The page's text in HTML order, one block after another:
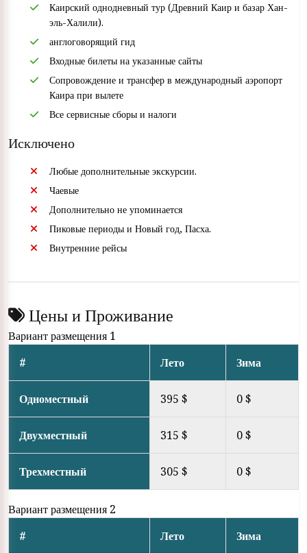
Каирский однодневный тур (Древний Каир и базар Хан-
эль-Халили).
англоговорящий гид
Входные билеты на указанные сайты
Сопровождение и трансфер в международный аэропорт
Каира при вылете
Все сервисные сборы и налоги
Исключено
Любые дополнительные экскурсии.
Чаевые
Дополнительно не упоминается
Пиковые периоды и Новый год, Пасха.
Внутренние рейсы
Цены и Проживание
Вариант размещения 1
#
Лето Зима
Одноместный 395 $ 0 $
Двухместный 315 $ 0 $
Трехместный 305 $ 0 $
Вариант размещения 2
#
Лето Зима